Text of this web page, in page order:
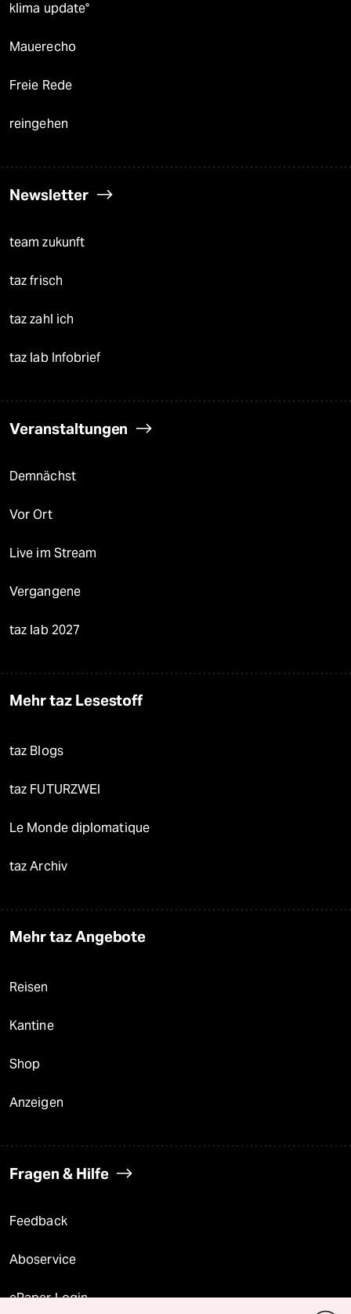
klima update°
Mauerecho
Freie Rede
reingehen
Newsletter
team zukunft
taz frisch
taz zahl ich
taz lab Infobrief
Veranstaltungen
Demnächst
Vor Ort
Live im Stream
Vergangene
taz lab 2027
Mehr taz Lesestoff
taz Blogs
taz FUTURZWEI
Le Monde diplomatique
taz Archiv
Mehr taz Angebote
Reisen
Kantine
Shop
Anzeigen
Fragen & Hilfe
Feedback
Aboservice
ePaper Login